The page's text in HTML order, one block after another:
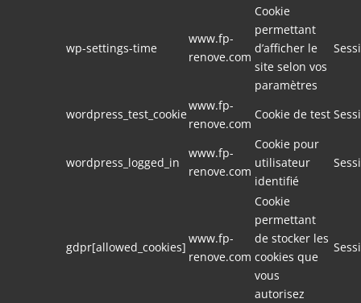
wp-settings-time
www.fp-
renove.com
Cookie
permettant
d’afficher le
site selon vos
paramètres
wordpress_test_cookie
www.fp-
renove.com
Cookie de test
wordpress_logged_in
www.fp-
renove.com
Cookie pour
utilisateur
identifié
gdpr[allowed_cookies]
www.fp-
renove.com
Cookie
permettant
de stocker les
cookies que
vous
autorisez